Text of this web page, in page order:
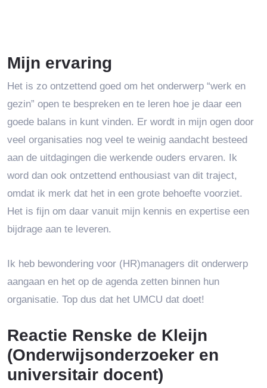
Mijn ervaring
Het is zo ontzettend goed om het onderwerp “werk en
gezin” open te bespreken en te leren hoe je daar een
goede balans in kunt vinden. Er wordt in mijn ogen door
veel organisaties nog veel te weinig aandacht besteed
aan de uitdagingen die werkende ouders ervaren. Ik
word dan ook ontzettend enthousiast van dit traject,
omdat ik merk dat het in een grote behoefte voorziet.
Het is fijn om daar vanuit mijn kennis en expertise een
bijdrage aan te leveren.
Ik heb bewondering voor (HR)managers dit onderwerp
aangaan en het op de agenda zetten binnen hun
organisatie. Top dus dat het UMCU dat doet!
Reactie Renske de Kleijn
(Onderwijsonderzoeker en
universitair docent)